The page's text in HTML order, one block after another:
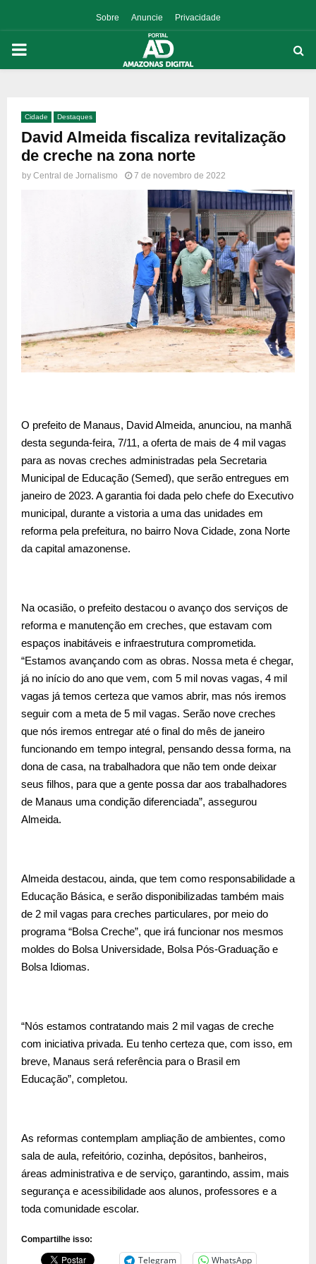
Sobre Anuncie Privacidade
PRIMARY
Cidade Destaques
David Almeida fiscaliza revitalização
de creche na zona norte
by Central de Jornalismo 7 de novembro de 2022
O prefeito de Manaus, David Almeida, anunciou, na manhã
desta segunda-feira, 7/11, a oferta de mais de 4 mil vagas
para as novas creches administradas pela Secretaria
Municipal de Educação (Semed), que serão entregues em
janeiro de 2023. A garantia foi dada pelo chefe do Executivo
municipal, durante a vistoria a uma das unidades em
reforma pela prefeitura, no bairro Nova Cidade, zona Norte
da capital amazonense.
Na ocasião, o prefeito destacou o avanço dos serviços de
reforma e manutenção em creches, que estavam com
espaços inabitáveis e infraestrutura comprometida.
“Estamos avançando com as obras. Nossa meta é chegar,
já no início do ano que vem, com 5 mil novas vagas, 4 mil
vagas já temos certeza que vamos abrir, mas nós iremos
seguir com a meta de 5 mil vagas. Serão nove creches
que nós iremos entregar até o final do mês de janeiro
funcionando em tempo integral, pensando dessa forma, na
dona de casa, na trabalhadora que não tem onde deixar
seus filhos, para que a gente possa dar aos trabalhadores
de Manaus uma condição diferenciada”, assegurou
Almeida.
Almeida destacou, ainda, que tem como responsabilidade a
Educação Básica, e serão disponibilizadas também mais
de 2 mil vagas para creches particulares, por meio do
programa “Bolsa Creche”, que irá funcionar nos mesmos
moldes do Bolsa Universidade, Bolsa Pós-Graduação e
Bolsa Idiomas.
“Nós estamos contratando mais 2 mil vagas de creche
com iniciativa privada. Eu tenho certeza que, com isso, em
breve, Manaus será referência para o Brasil em
Educação”, completou.
As reformas contemplam ampliação de ambientes, como
sala de aula, refeitório, cozinha, depósitos, banheiros,
áreas administrativa e de serviço, garantindo, assim, mais
segurança e acessibilidade aos alunos, professores e a
toda comunidade escolar.
Compartilhe isso:
Telegram WhatsApp